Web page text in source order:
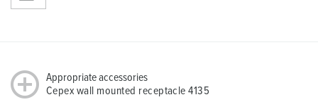
Appropriate accessories
Cepex wall mounted receptacle 4135